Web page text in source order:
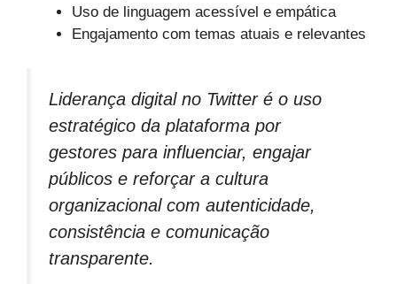
Uso de linguagem acessível e empática
Engajamento com temas atuais e relevantes
Liderança digital no Twitter é o uso
estratégico da plataforma por
gestores para influenciar, engajar
públicos e reforçar a cultura
organizacional com autenticidade,
consistência e comunicação
transparente.